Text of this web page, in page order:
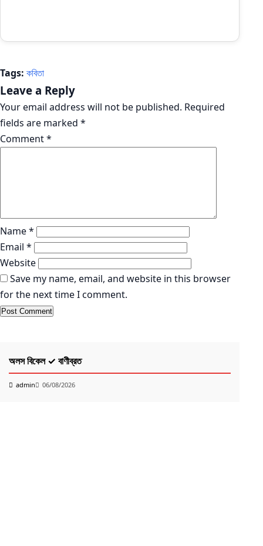
Tags: কবিতা
Leave a Reply
Your email address will not be published. Required
fields are marked *
Comment*
Name*
Email *
Website
Save my name, email, and website in this browser
for the next time I comment.
অলস বিকেল ✓ বাণীব্রত
admin 06/08/2026